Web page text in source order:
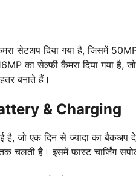
सेटअप दिया गया है, जिसमें 50MP
का सेल्फी कैमरा दिया गया है,
बनाते हैं।
& Charging
जो एक दिन से ज्यादा का बैकअप
चलती है। इसमें फास्ट चार्जिंग